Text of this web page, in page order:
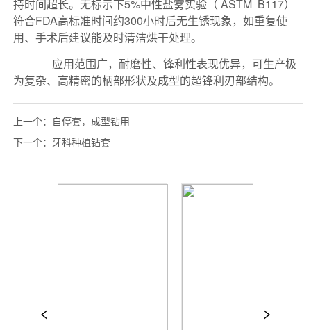
上一个：
自停套，成型钻用
下一个： 牙科种植钻套